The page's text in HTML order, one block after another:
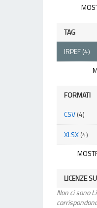
TAG
IRPEF(4)
FORMATI
CSV(4)
XLSX(4)
LICENZE
Non ci sono